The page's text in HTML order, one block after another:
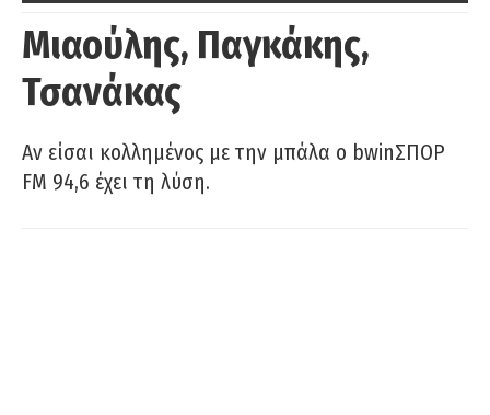
Μιαούλης, Παγκάκης,
Τσανάκας
Αν είσαι κολλημένος με την μπάλα ο bwinΣΠΟΡ
FM 94,6 έχει τη λύση.